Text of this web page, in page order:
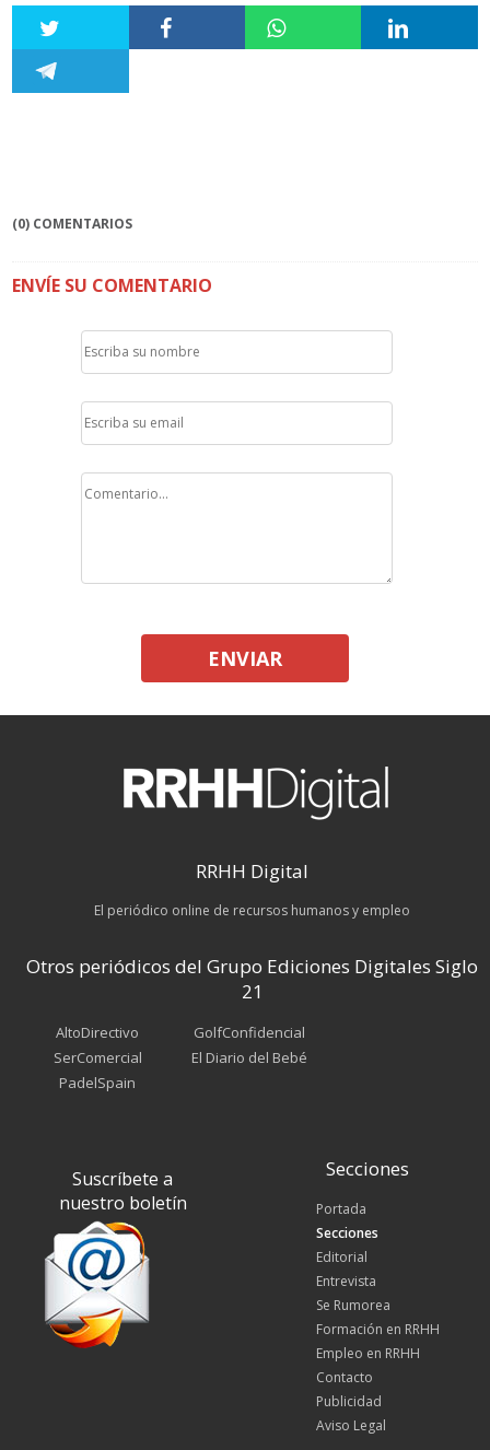
(0) COMENTARIOS
ENVÍE SU COMENTARIO
ENVIAR
RRHH Digital
El periódico online de recursos humanos y empleo
Otros periódicos del Grupo Ediciones Digitales Siglo
21
AltoDirectivo
SerComercial
PadelSpain
GolfConfidencial
El Diario del Bebé
Suscríbete a
nuestro boletín
Secciones
Portada
Secciones
Editorial
Entrevista
Se Rumorea
Formación en RRHH
Empleo en RRHH
Contacto
Publicidad
Aviso Legal